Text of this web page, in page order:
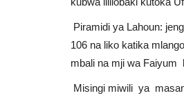
Piramidi ya Lahoun:
106 na liko katika
mbali na mji wa Faiyum
Misingi miwili ya